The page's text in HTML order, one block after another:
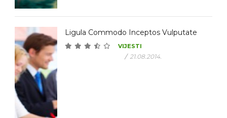
Ligula Commodo Inceptos Vulputate
VIJESTI
/ 21.08.2014.